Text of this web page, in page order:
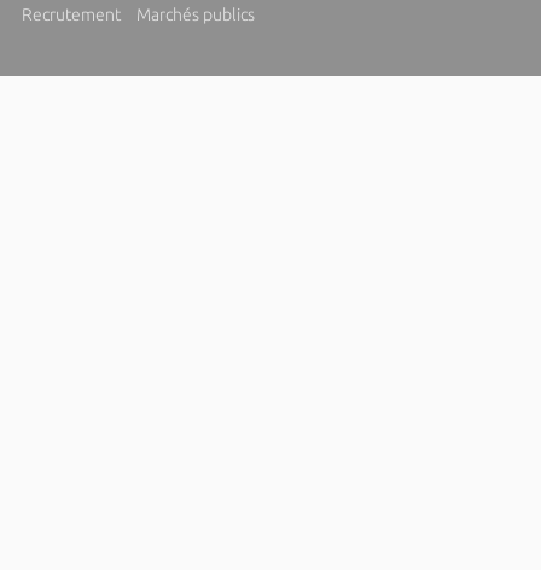
Recrutement
Marchés publics